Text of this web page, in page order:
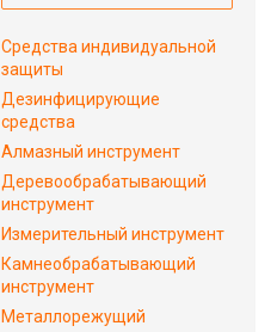
Средства индивидуальной
защиты
Дезинфицирующие
средства
Алмазный инструмент
Деревообрабатывающий
инструмент
Измерительный инструмент
Камнеобрабатывающий
инструмент
Металлорежущий